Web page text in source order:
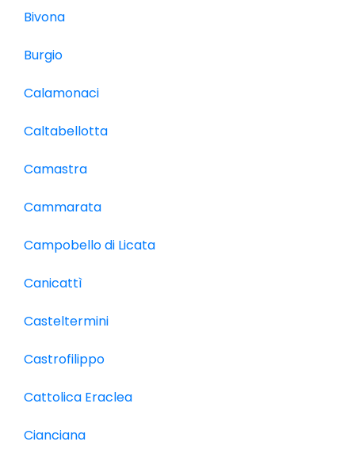
Bivona
Burgio
Calamonaci
Caltabellotta
Camastra
Cammarata
Campobello di Licata
Canicattì
Casteltermini
Castrofilippo
Cattolica Eraclea
Cianciana